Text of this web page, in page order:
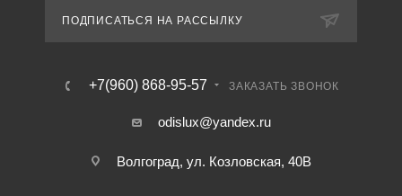
ПОДПИСАТЬСЯ НА РАССЫЛКУ
+7(960) 868-95-57 ЗАКАЗАТЬ ЗВОНОК
odislux@yandex.ru
Волгоград, ул. Козловская, 40В